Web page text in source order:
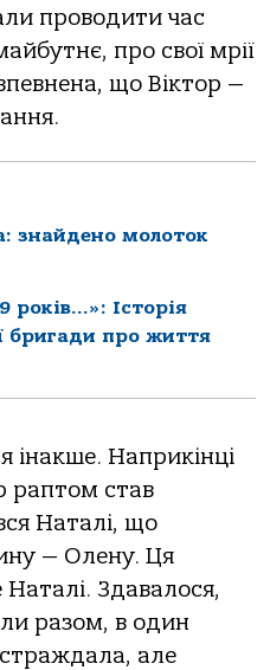
проводити час
про свої мрії
що Віктор —
знайдено молоток
років…»: Історія
бригади про життя
інакше. Наприкінці
раптом став
Наталі, що
— Олену. Ця
Здавалося,
разом, в один
але